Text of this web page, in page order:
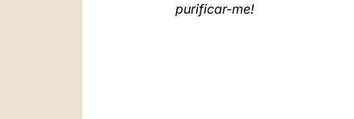
purificar-me!